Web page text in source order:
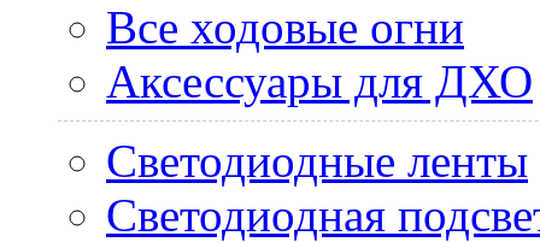
Все ходовые огни
Аксессуары для ДХО
Светодиодные ленты
Светодиодная